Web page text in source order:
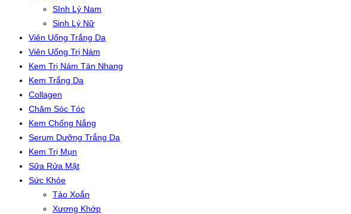
SInh Lý Nam
Sinh Lý Nữ
Viên Uống Trắng Da
Viên Uống Trị Nám
Kem Trị Nám Tàn Nhang
Kem Trắng Da
Collagen
Chăm Sóc Tóc
Kem Chống Nắng
Serum Dưỡng Trắng Da
Kem Trị Mụn
Sữa Rửa Mặt
Sức Khỏe
Tảo Xoắn
Xương Khớp